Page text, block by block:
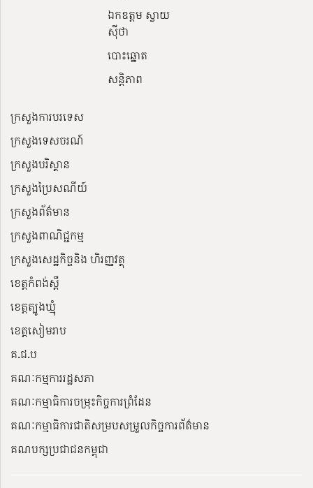
ឯកឧត្តម ស្វាយ
ស៊ីថា
បោះឆ្នោត
សន្តិភាព
ក្រសួងការបរទេស
ក្រសួងទេសចរណ៍
ក្រសួងបរិស្ថាន
ក្រសួងប្រៃសណីយ៍
ក្រសួងព័ត៌មាន
ក្រសួងពាណិជ្ជកម្ម
ក្រសួងសេដ្ឋកិច្ចនិង ហិរញ្ញវត្ថុ
ខេត្តកំពង់ស្ពឺ
ខេត្តត្បូងឃ្មុំ
ខេត្តសៀមរាប
គ.ជ.ប
គណៈកម្មការរដ្ឋសភា
គណៈកម្មាធិការចម្រុះកិច្ចការព្រំដែន
គណៈកម្មាធិការជាតិសម្របសម្រួលកិច្ចការព័ត៌មាន
គណបក្សប្រជាជនកម្ពុជា